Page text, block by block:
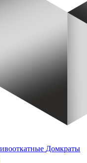
Домкраты